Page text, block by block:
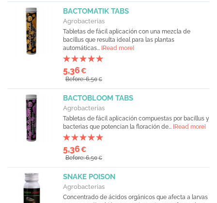
BACTOMATIK TABS
Agrobacterias
Tabletas de fácil aplicación con una mezcla de
bacillus que resulta ideal para las plantas
automáticas... [Read more]
5,36€
Before: 6,50€
BACTOBLOOM TABS
Agrobacterias
Tabletas de fácil aplicación compuestas por bacillus y
bacterias que potencian la floración de... [Read more]
5,36€
Before: 6,50€
SNAKE POISON
Agrobacterias
Concentrado de ácidos orgánicos que afecta a larvas